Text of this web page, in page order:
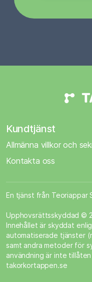
Kundtjänst
Allmänna villkor och
Kontakta oss
En tjänst från Teoriappar
Upphovsrättsskyddad ©
Innehållet är skyddat
automatiserade tjänster
samt andra metoder för
användning är inte
takorkortappen.se